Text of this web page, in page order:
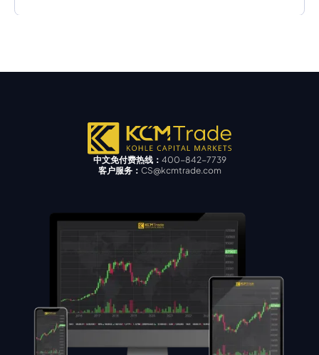
中文免付费热线： 400-842-7739
客户服务： CS@kcmtrade.com